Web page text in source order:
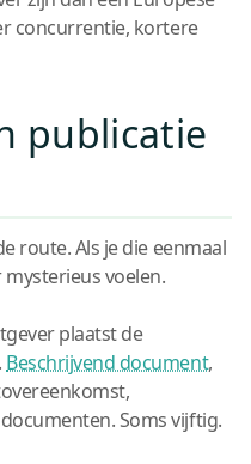
concurrentie, kortere
publicatie
route. Als je die eenmaal
voelen.
plaatst de
Beschrijvend document,
Soms vijftig.